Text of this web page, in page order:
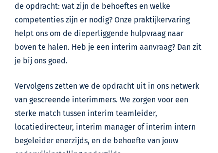
de opdracht: wat zijn de behoeftes en welke
competenties zijn er nodig? Onze praktijkervaring
helpt ons om de dieperliggende hulpvraag naar
boven te halen. Heb je een interim aanvraag? Dan zit
je bij ons goed.
Vervolgens zetten we de opdracht uit in ons netwerk
van gescreende interimmers. We zorgen voor een
sterke match tussen interim teamleider,
locatiedirecteur, interim manager of interim intern
begeleider enerzijds, en de behoefte van jouw